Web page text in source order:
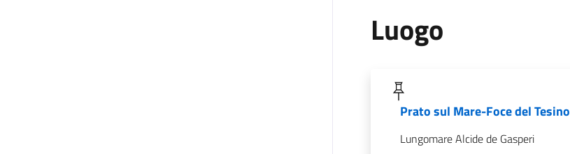
Luogo
Prato sul Mare-Foce del Tesino
Lungomare Alcide de Gasperi